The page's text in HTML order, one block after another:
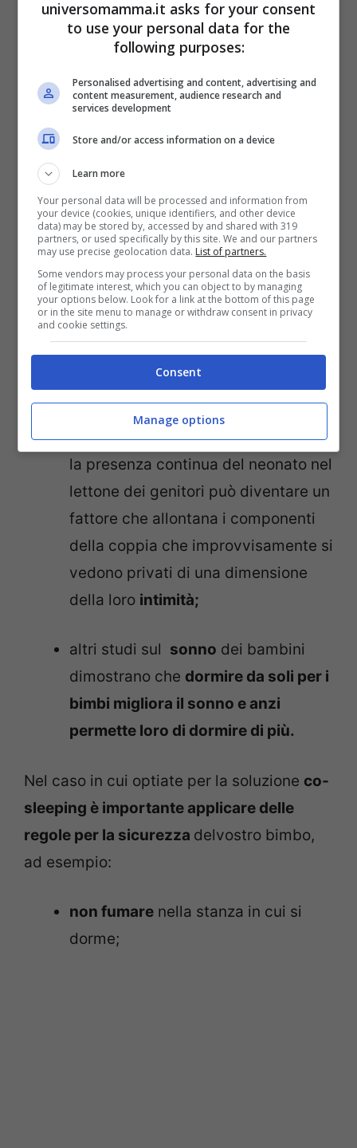
stress per paura di fargli male
distaccotra il bambino e i genitori,
bambino sarà moltotraumatico;
aumenta il rischio diSIDS (
sindrome della morte improvvisa
del lattante)perchè durante il sonno
si può involontariamente
schiacciare o soffocare il bambino
Questo rischio è particolarmente
alto nelle prime 11 settimane di vita
del bambino;
può interferire nella vita di coppia:
la presenza continua del neonato nel
lettone dei genitori può diventare un
fattore che allontana i componenti
della coppia che improvvisamente si
vedono privati di una dimensione
della loro intimità;
altri studi sul sonno dei bambini
dimostrano che dormire da soli per i
bimbi migliora il sonno e anzi
permette loro di dormire di più.
Nel caso in cui optiate per la soluzione co-
sleeping è importante applicare delle
regole per la sicurezza delvostro bimbo,
ad esempio:
non fumare nella stanza in cui si
dorme;
universomamma.it asks for your consent
to use your personal data for the
following purposes:
Personalised advertising and content, advertising and
content measurement, audience research and
services development
Store and/or access information on a device
Learn more
Your personal data will be processed and information from
your device (cookies, unique identifiers, and other device
data) may be stored by, accessed by and shared with 319
partners, or used specifically by this site. We and our partners
may use precise geolocation data. List of partners.
Some vendors may process your personal data on the basis
of legitimate interest, which you can object to by managing
your options below. Look for a link at the bottom of this page
or in the site menu to manage or withdraw consent in privacy
and cookie settings.
Consent
Manage options